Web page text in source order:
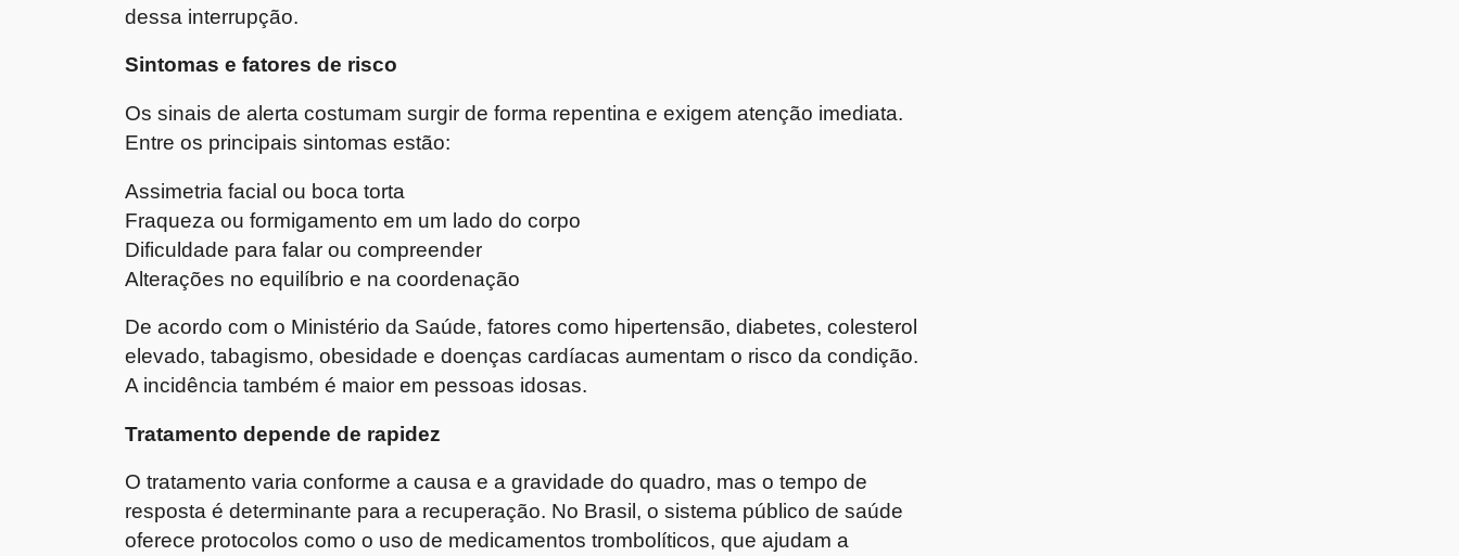
dessa interrupção.
Sintomas e fatores de risco
Os sinais de alerta costumam surgir de forma repentina e exigem atenção imediata.
Entre os principais sintomas estão:
Assimetria facial ou boca torta
Fraqueza ou formigamento em um lado do corpo
Dificuldade para falar ou compreender
Alterações no equilíbrio e na coordenação
De acordo com o Ministério da Saúde, fatores como hipertensão, diabetes, colesterol
elevado, tabagismo, obesidade e doenças cardíacas aumentam o risco da condição.
A incidência também é maior em pessoas idosas.
Tratamento depende de rapidez
O tratamento varia conforme a causa e a gravidade do quadro, mas o tempo de
resposta é determinante para a recuperação. No Brasil, o sistema público de saúde
oferece protocolos como o uso de medicamentos trombolíticos, que ajudam a